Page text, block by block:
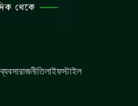
ব্যবসারাজনীতিলাইফস্টাইল